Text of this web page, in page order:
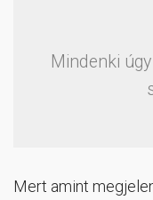
Mindenki
Mert amint